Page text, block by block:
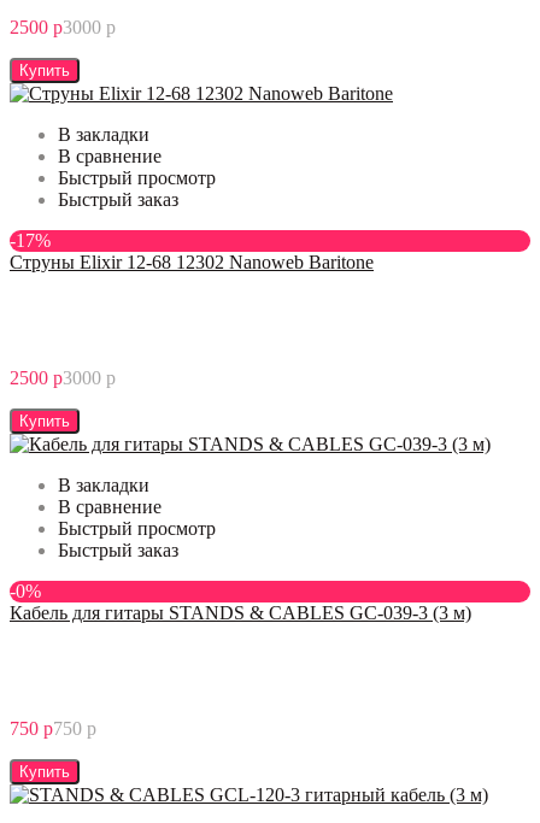
2500 р3000 р
Купить
В закладки
В сравнение
Быстрый просмотр
Быстрый заказ
-17%
Струны Elixir 12-68 12302 Nanoweb Baritone
2500 р3000 р
Купить
В закладки
В сравнение
Быстрый просмотр
Быстрый заказ
-0%
Кабель для гитары STANDS & CABLES GC-039-3 (3 м)
750 р750 р
Купить